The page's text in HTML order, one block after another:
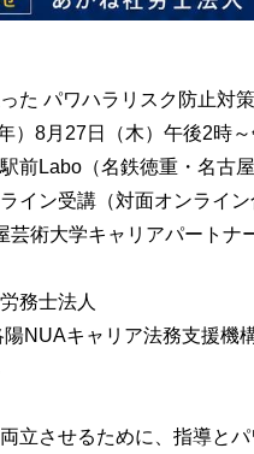
た パワハラリスク防止対
）8月27日（木）午後2時
前Labo（名鉄徳重・名古
イン受講（対面オンライン
芸術大学キャリアパート
務士法人
陽NUAキャリア法務支援機
立させるために、指導と